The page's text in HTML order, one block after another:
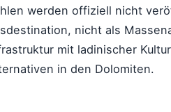
werden offiziell nicht
nicht als
mit ladinischer
in den Dolomiten.